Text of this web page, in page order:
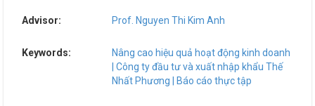
Advisor: Prof. Nguyen Thi Kim Anh
Keywords:
Nâng cao hiệu quả hoạt động kinh doanh
| Công ty đầu tư và xuất nhập khẩu Thế
Nhất Phương | Báo cáo thực tập